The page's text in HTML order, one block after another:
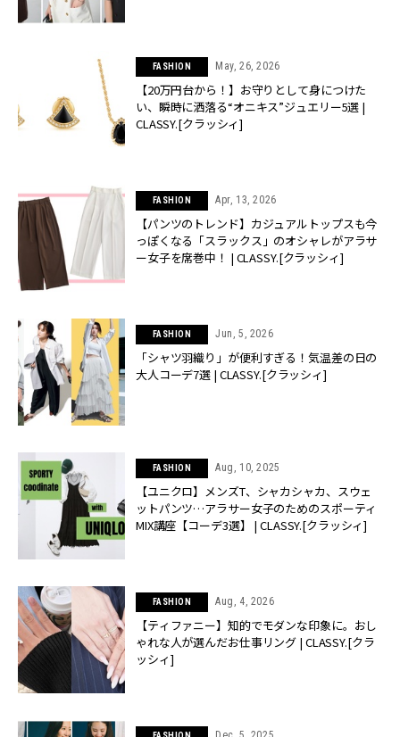
FASHION May, 26, 2026
【20万円台から！】お守りとして身につけた
い、瞬時に洒落る“オニキス”ジュエリー5選 |
CLASSY.[クラッシィ]
FASHION Apr, 13, 2026
【パンツのトレンド】カジュアルトップスも今
っぽくなる「スラックス」のオシャレがアラサ
ー女子を席巻中！ | CLASSY.[クラッシィ]
FASHION Jun, 5, 2026
「シャツ羽織り」が便利すぎる！気温差の日の
大人コーデ7選 | CLASSY.[クラッシィ]
FASHION Aug, 10, 2025
【ユニクロ】メンズT、シャカシャカ、スウェ
ットパンツ…アラサー女子のためのスポーティ
MIX講座【コーデ3選】 | CLASSY.[クラッシィ]
FASHION Aug, 4, 2026
【ティファニー】知的でモダンな印象に。おし
ゃれな人が選んだお仕事リング | CLASSY.[クラ
ッシィ]